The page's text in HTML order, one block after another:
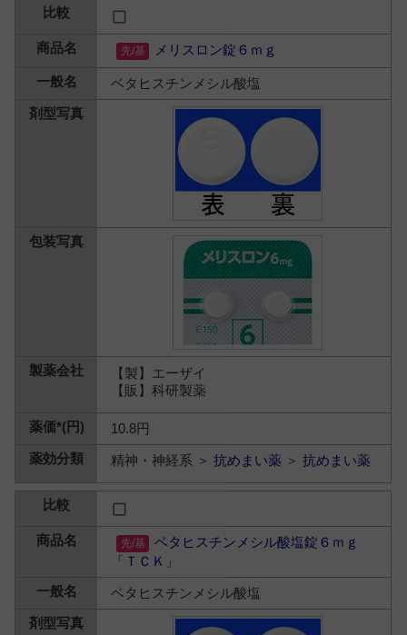
メリスロン錠６ｍｇ
ベタヒスチンメシル酸塩
【製】エーザイ
【販】科研製薬
10.8円
精神・神経系 ＞抗めまい薬 ＞抗めまい薬
ベタヒスチンメシル酸塩錠６ｍｇ
「ＴＣＫ」
ベタヒスチンメシル酸塩